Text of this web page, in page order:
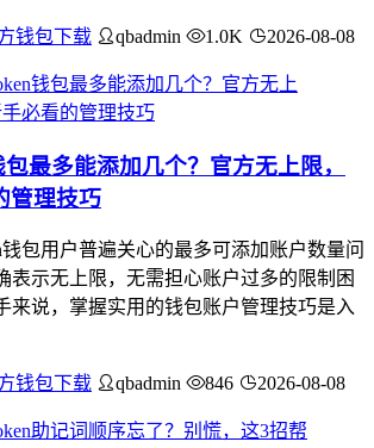
钱包下载 qbadmin 1.0K 2026-08-08
最多能添加几个？官方无上限，
管理技巧
钱包用户普遍关心的最多可添加账户数量问
表示无上限，无需担心账户过多的限制困
来说，掌握实用的钱包账户管理技巧是入
钱包下载 qbadmin 846 2026-08-08